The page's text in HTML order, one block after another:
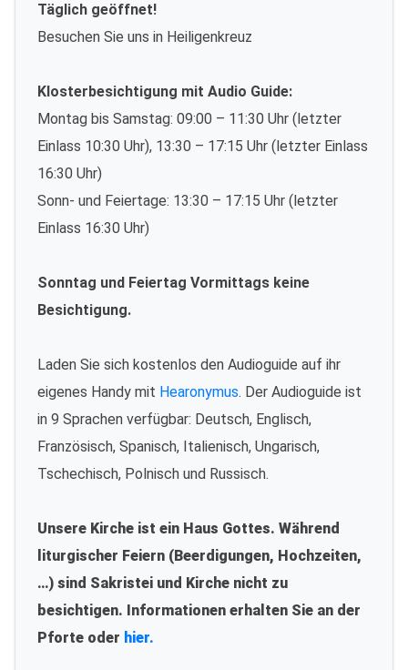
Täglich geöffnet!
Besuchen Sie uns in Heiligenkreuz
Klosterbesichtigung mit Audio Guide:
Montag bis Samstag: 09:00 – 11:30 Uhr (letzter
Einlass 10:30 Uhr), 13:30 – 17:15 Uhr (letzter Einlass
16:30 Uhr)
Sonn- und Feiertage: 13:30 – 17:15 Uhr (letzter
Einlass 16:30 Uhr)
Sonntag und Feiertag Vormittags keine
Besichtigung.
Laden Sie sich kostenlos den Audioguide auf ihr
eigenes Handy mit Hearonymus. Der Audioguide ist
in 9 Sprachen verfügbar: Deutsch, Englisch,
Französisch, Spanisch, Italienisch, Ungarisch,
Tschechisch, Polnisch und Russisch.
Unsere Kirche ist ein Haus Gottes. Während
liturgischer Feiern (Beerdigungen, Hochzeiten,
…) sind Sakristei und Kirche nicht zu
besichtigen. Informationen erhalten Sie an der
Pforte oder hier.